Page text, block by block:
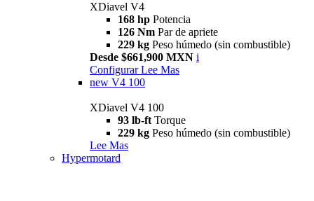
XDiavel V4
168 hp Potencia
126 Nm Par de apriete
229 kg Peso húmedo (sin combustible)
Desde $661,900 MXN i
Configurar Lee Mas
new V4 100
XDiavel V4 100
93 lb-ft Torque
229 kg Peso húmedo (sin combustible)
Lee Mas
Hypermotard